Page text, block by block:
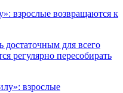
взрослые возвращаются к
достаточным для всего
регулярно пересобирать